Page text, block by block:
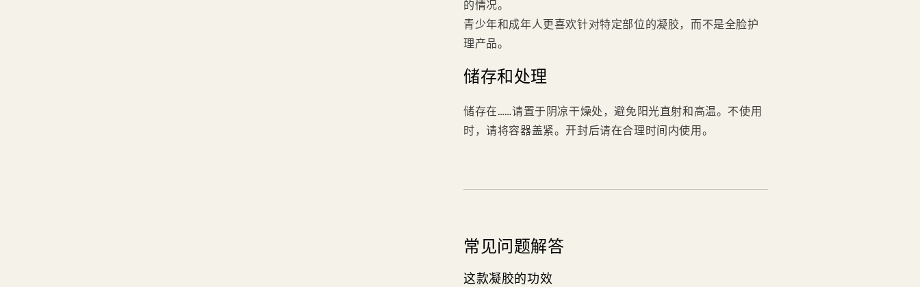
的情况。
青少年和成年人更喜欢针对特定部位的凝胶，而不是全脸护
理产品。
储存和处理
储存在……请置于阴凉干燥处，避免阳光直射和高温。不使用
时，请将容器盖紧。开封后请在合理时间内使用。
常见问题解答
这款凝胶的功效